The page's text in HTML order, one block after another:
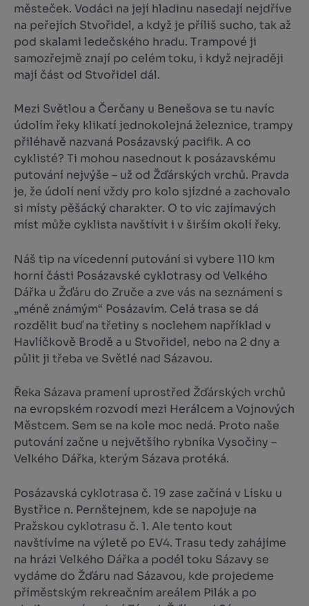
městeček. Vodáci na její hladinu nasedají nejdříve
na peřejích Stvořidel, a když je příliš sucho, tak až
pod skalami ledečského hradu. Trampové ji
samozřejmě znají po celém toku, i když nejraději
mají část od Stvořidel dál.
Mezi Světlou a Čerčany u Benešova se tu navíc
údolím řeky klikatí jednokolejná železnice, trampy
přiléhavě nazvaná Posázavský pacifik. A co
cyklisté? Ti mohou nasednout k posázavskému
putování nejvýše – už od Žďárských vrchů. Pravda
je, že údolí není vždy pro kolo sjízdné a zachovalo
si místy pěšácký charakter. O to víc zajímavých
míst může cyklista navštívit i v širším okolí řeky.
Náš tip na vícedenní putování si vybere 110 km
horní části Posázavské cyklotrasy od Velkého
Dářka u Žďáru do Zruče a zve vás na seznámení s
„méně známým“ Posázavím. Celá trasa se dá
rozdělit buď na třetiny s noclehem například v
Havlíčkově Brodě a u Stvořidel, nebo na 2 dny a
půlit ji třeba ve Světlé nad Sázavou.
Řeka Sázava pramení uprostřed Žďárských vrchů
na evropském rozvodí mezi Herálcem a Vojnových
Městcem. Sem se na kole moc nedá. Proto naše
putování začne u největšího rybníka Vysočiny –
Velkého Dářka, kterým Sázava protéká.
Posázavská cyklotrasa č. 19 zase začíná v Lísku u
Bystřice n. Pernštejnem, kde se napojuje na
Pražskou cyklotrasu č. 1. Ale tento kout
navštívíme na výletě po EV4. Trasu tedy zahájíme
na hrázi Velkého Dářka a podél toku Sázavy se
vydáme do Žďáru nad Sázavou, kde projedeme
příměstským rekreačním areálem Pilák a po